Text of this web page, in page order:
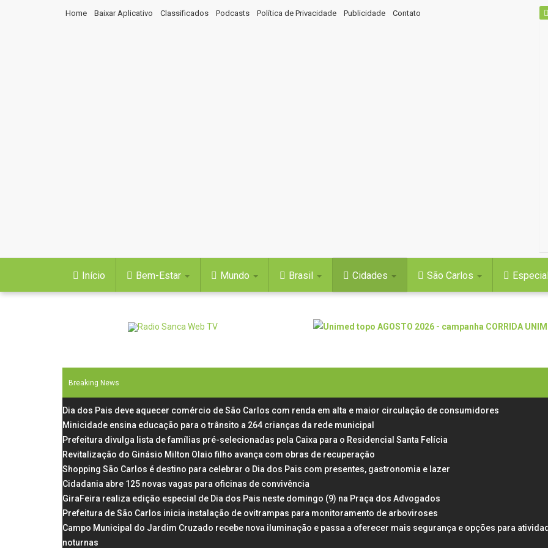
Home Baixar Aplicativo Classificados Podcasts Política de Privacidade Publicidade Contato
Início Bem-Estar Mundo Brasil Cidades São Carlos
Breaking News
Dia dos Pais deve aquecer comércio de São Carlos com renda em alta e maior circulação de consumidores
Minicidade ensina educação para o trânsito a 264 crianças da rede municipal
Prefeitura divulga lista de famílias pré-selecionadas pela Caixa para o Residencial Santa Felícia
Revitalização do Ginásio Milton Olaio filho avança com obras de recuperação
Shopping São Carlos é destino para celebrar o Dia dos Pais com presentes, gastronomia e lazer
Cidadania abre 125 novas vagas para oficinas de convivência
GiraFeira realiza edição especial de Dia dos Pais neste domingo (9) na Praça dos Advogados
Prefeitura de São Carlos inicia instalação de ovitrampas para monitoramento de arboviroses
Campo Municipal do Jardim Cruzado recebe nova iluminação e passa a oferecer mais segurança e opções para
noturnas